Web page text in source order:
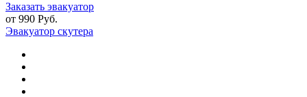
Заказать эвакуатор
от 990 Руб.
Эвакуатор скутера